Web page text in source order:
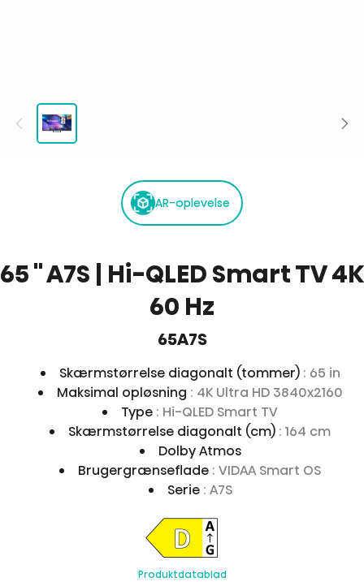
AR-oplevelse
65 '' A7S | Hi-QLED Smart TV 4K
60 Hz
65A7S
Skærmstørrelse diagonalt (tommer) : 65 in
Maksimal opløsning : 4K Ultra HD 3840x2160
Type : Hi-QLED Smart TV
Skærmstørrelse diagonalt (cm) : 164 cm
Dolby Atmos
Brugergrænseflade : VIDAA Smart OS
Serie : A7S
Produktdatablad